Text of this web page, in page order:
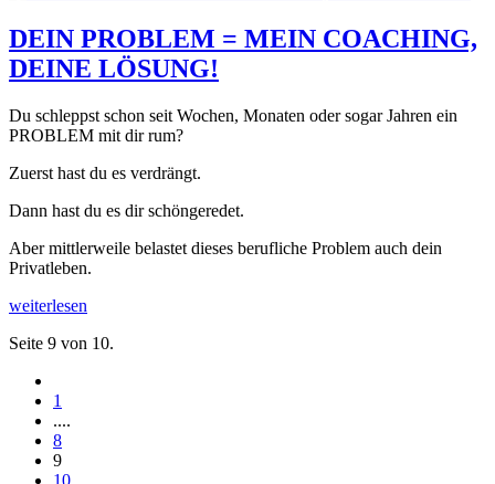
DEIN PROBLEM = MEIN COACHING,
DEINE LÖSUNG!
Du schleppst schon seit Wochen, Monaten oder sogar Jahren ein
PROBLEM mit dir rum?
Zuerst hast du es verdrängt.
Dann hast du es dir schöngeredet.
Aber mittlerweile belastet dieses berufliche Problem auch dein
Privatleben.
weiterlesen
Seite 9 von 10.
1
....
8
9
10